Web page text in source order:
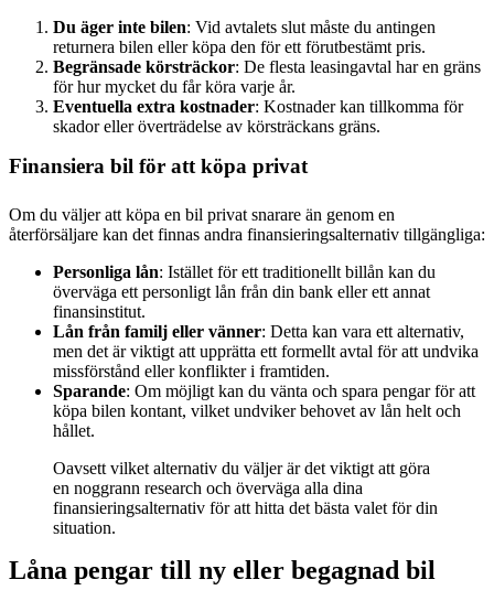
Du äger inte bilen: Vid avtalets slut måste du antingen
returnera bilen eller köpa den för ett förutbestämt pris.
Begränsade körsträckor: De flesta leasingavtal har en gräns
för hur mycket du får köra varje år.
Eventuella extra kostnader: Kostnader kan tillkomma för
skador eller överträdelse av körsträckans gräns.
Finansiera bil för att köpa privat
Om du väljer att köpa en bil privat snarare än genom en
återförsäljare kan det finnas andra finansieringsalternativ tillgängliga:
Personliga lån: Istället för ett traditionellt billån kan du
överväga ett personligt lån från din bank eller ett annat
finansinstitut.
Lån från familj eller vänner: Detta kan vara ett alternativ,
men det är viktigt att upprätta ett formellt avtal för att undvika
missförstånd eller konflikter i framtiden.
Sparande: Om möjligt kan du vänta och spara pengar för att
köpa bilen kontant, vilket undviker behovet av lån helt och
hållet.
Oavsett vilket alternativ du väljer är det viktigt att göra
en noggrann research och överväga alla dina
finansieringsalternativ för att hitta det bästa valet för din
situation.
Låna pengar till ny eller begagnad bil